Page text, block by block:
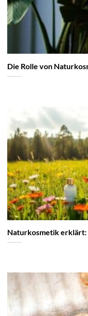
Die Rolle von
Naturkosmetik erklärt: